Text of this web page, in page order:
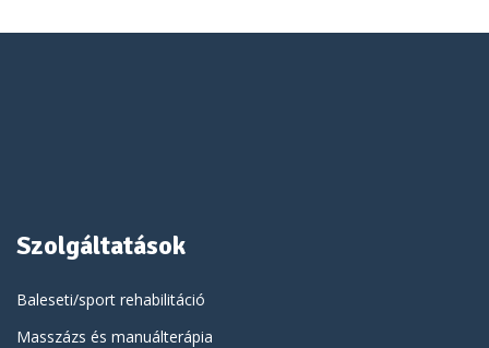
Szolgáltatások
Baleseti/sport rehabilitáció
Masszázs és manuálterápia